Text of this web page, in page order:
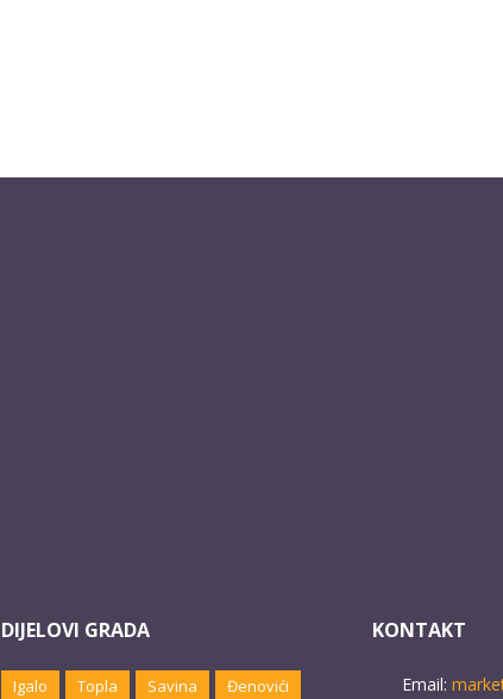
DIJELOVI GRADA
Igalo Topla Savina
Đenovići
KONTAKT
Email: